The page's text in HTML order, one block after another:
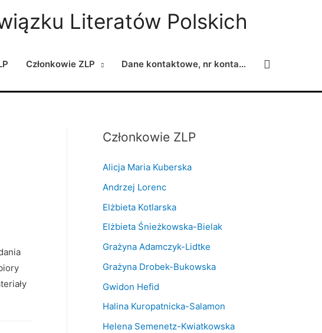
Literatów Polskich
Członkowie ZLP Dane kontaktowe, nr konta… Search
Członkowie ZLP
Alicja Maria Kuberska
Andrzej Lorenc
Elżbieta Kotlarska
Elżbieta Śnieżkowska-Bielak
Grażyna Adamczyk-Lidtke
Grażyna Drobek-Bukowska
Gwidon Hefid
Halina Kuropatnicka-Salamon
Helena Semenetz-Kwiatkowska